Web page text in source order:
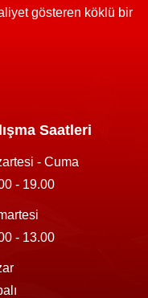
gösteren köklü bir
Saatleri
- Cuma
- 19.00
- 13.00